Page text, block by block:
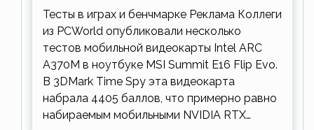
ноутбуков
Тесты в играх и бенчмарке Реклама Коллеги
из PCWorld опубликовали несколько
тестов мобильной видеокарты Intel ARC
A370M в ноутбуке MSI Summit E16 Flip Evo.
В 3DMark Time Spy эта видеокарта
набрала 4405 баллов, что примерно равно
набираемым мобильными NVIDIA RTX…